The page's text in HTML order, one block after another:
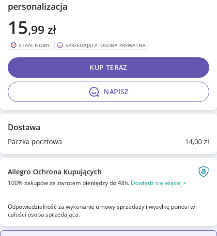
personalizacja
15,99 zł
STAN: NOWY SPRZEDAJĄCY: OSOBA PRYWATNA
NAPISZ
KUP TERAZ
Dostawa
Paczka pocztowa 14,00 zł
Allegro Ochrona Kupujących
100% zakupów ze zwrotem pieniędzy do 48h. Dowiedz się więcej »
Odpowiedzialność za wykonanie umowy sprzedaży i wysyłkę ponosi w
całości osoba sprzedająca.